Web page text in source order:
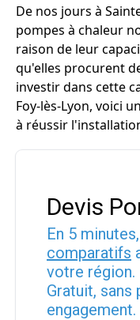
De nos jours à
pompes à chaleur
raison de leur
qu'elles procurent
investir dans cette
Foy-lès-Lyon, voici
à réussir
Devis
En 5
comparatifs
votre région.
Gratuit, sans
engagement.